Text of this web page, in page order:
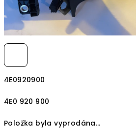
4E0920900
4E0 920 900
Položka byla vyprodána…